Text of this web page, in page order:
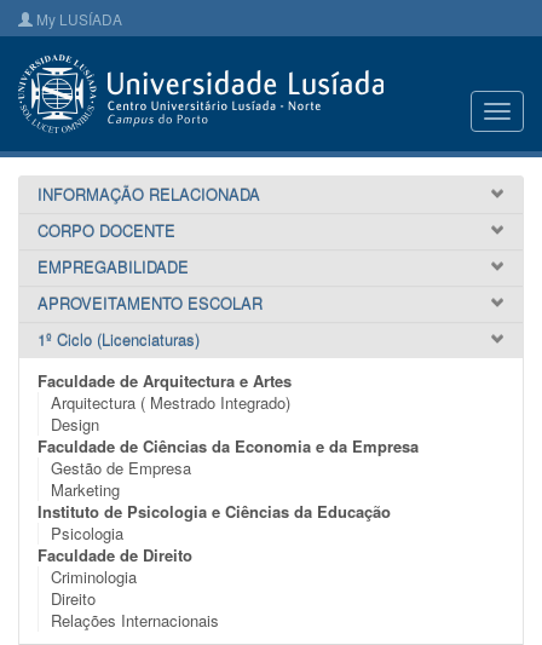
My LUSÍADA
INFORMAÇÃO RELACIONADA
CORPO DOCENTE
EMPREGABILIDADE
APROVEITAMENTO ESCOLAR
1º Ciclo (Licenciaturas)
Faculdade de Arquitectura e Artes
Arquitectura ( Mestrado Integrado)
Design
Faculdade de Ciências da Economia e da Empresa
Gestão de Empresa
Marketing
Instituto de Psicologia e Ciências da Educação
Psicologia
Faculdade de Direito
Criminologia
Direito
Relações Internacionais